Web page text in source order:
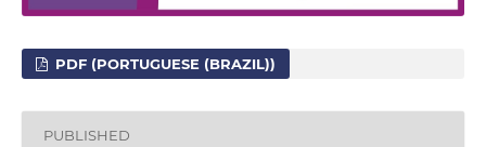
PDF (PORTUGUESE (BRAZIL))
PUBLISHED